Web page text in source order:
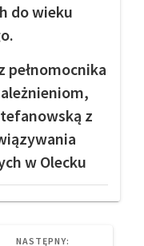
do wieku
pełnomocnika
z
w Olecku
NASTĘPNY: